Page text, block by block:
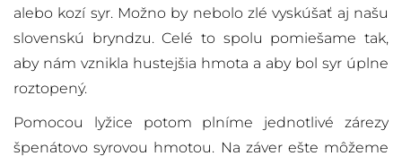
alebo kozí syr. Možno by nebolo zlé vyskúšať aj našu
slovenskú bryndzu. Celé to spolu pomiešame tak,
aby nám vznikla hustejšia hmota a aby bol syr úplne
roztopený.
Pomocou lyžice potom plníme jednotlivé zárezy
špenátovo syrovou hmotou. Na záver ešte môžeme